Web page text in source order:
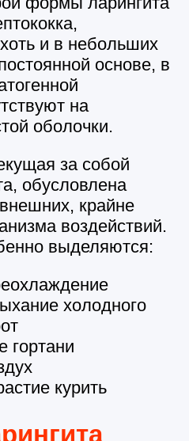
и в небольших
основе, в
на
оболочки.
за собой
обусловлена
крайне
воздействий.
выделяются:
холодного
гортани
курить